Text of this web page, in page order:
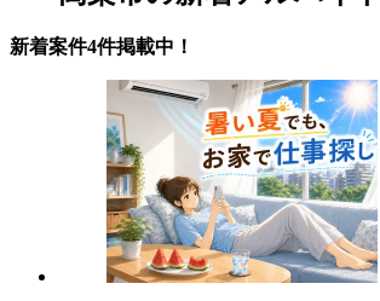
新着案件4件掲載中！